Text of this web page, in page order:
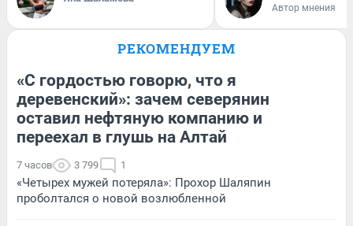
Автор мнения
РЕКОМЕНДУЕМ
«С гордостью говорю, что я
деревенский»: зачем северянин
оставил нефтяную компанию и
переехал в глушь на Алтай
7 часов 3 799 1
«Четырех мужей потеряла»: Прохор Шаляпин
проболтался о новой возлюбленной